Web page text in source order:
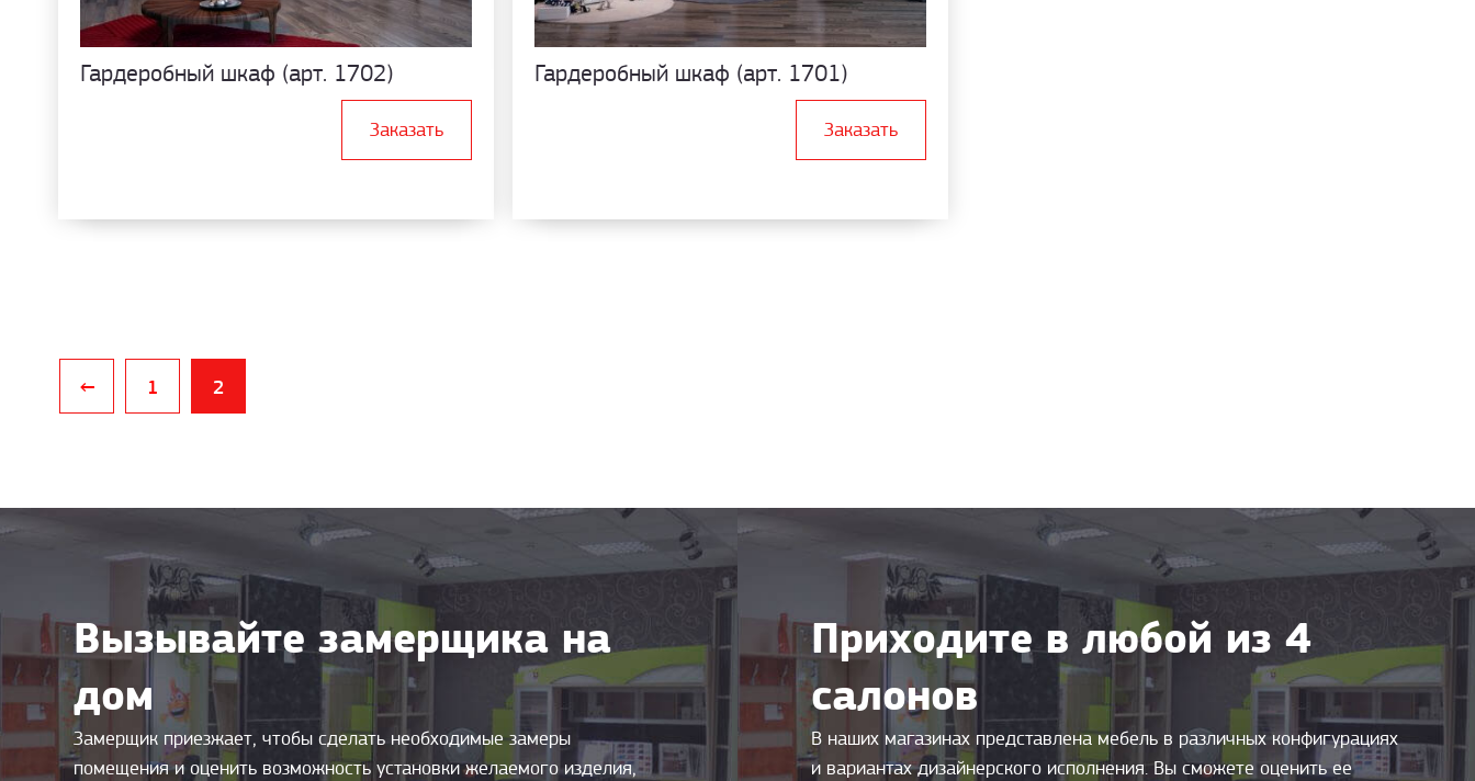
Гардеробный шкаф (арт. 1702)
Заказать
Гардеробный шкаф (арт. 1701)
Заказать
← 1 2
Вызывайте замерщика на
дом
Замерщик приезжает, чтобы сделать необходимые замеры
помещения и оценить возможность установки желаемого изделия,
Приходите в любой из 4
салонов
В наших магазинах представлена мебель в различных конфигурациях
и вариантах дизайнерского исполнения. Вы сможете оценить ее